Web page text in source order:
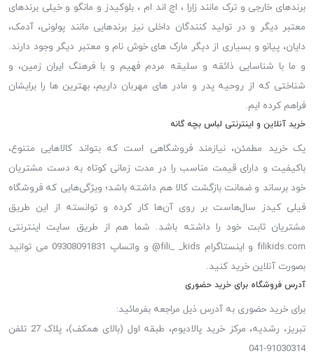
برندهای خارجی و ترک مانند زارا ، اچ اند ام ، بلوکیدز و مانگو و خیلی برندهای
معتبر دیگر و در تولید کنندگان داخلی نیز برندهایی مانند پولونی، آدمک،
دایان، پیانو و بسیاری از دیگر مارک های خوش نام و معتبر دیگر وجود دارند.
و ما با شناسایی ذائقه و سلیقه مردم فهیم و با فرهنگ ایران زمین، و
شناختی که از روحیه پدر و مادر های مهربان داریم، بهترین ها را برایشان
فراهم کرده ایم.
خرید آنلاین و اینترنتی لباس بچه گانه
یک خرید مطمئن، نیازمند فروشگاهی است که بتواند کالاهایی متنوع،
باکیفیت و دارای قیمت مناسب را در مدت زمانی کوتاه به دست مشتریان
خود برساند و ضمانت بازگشت کالا هم داشته باشد؛ ویژگی‌هایی که فروشگاه
فیلی کیدز سال‌هاست بر روی آن‌ها کار کرده و توانسته از این طریق
مشتریان ثابت خود را داشته باشد. شما هم از طریق سایت اینترنتی
filikids.com و اینستاگرام fili_ _kids@ و واتساپ 09308091831 می توانید
بصورت آنلاین خرید کنید.
آدرس فروشگاه برای خرید حضوری
برای خرید حضوری به آدرس ذیل مراجعه بفرمائید:
تبریز، رشدیه، مرکز خرید پالادیوم، طبقه اول (بالای همکف)، پلاک 27 تلفن
91030314-041